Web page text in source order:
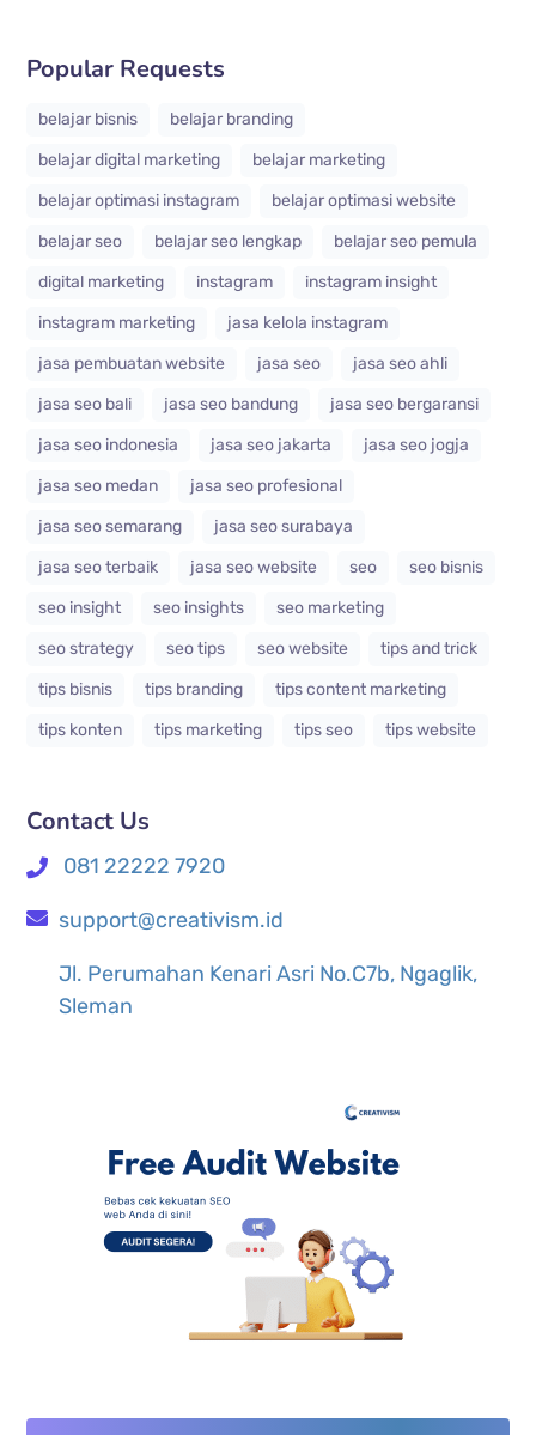
Popular Requests
belajar bisnis
belajar branding
belajar digital marketing
belajar marketing
belajar optimasi instagram
belajar optimasi website
belajar seo
belajar seo lengkap
belajar seo pemula
digital marketing
instagram
instagram insight
instagram marketing
jasa kelola instagram
jasa pembuatan website
jasa seo
jasa seo ahli
jasa seo bali
jasa seo bandung
jasa seo bergaransi
jasa seo indonesia
jasa seo jakarta
jasa seo jogja
jasa seo medan
jasa seo profesional
jasa seo semarang
jasa seo surabaya
jasa seo terbaik
jasa seo website seo
seo bisnis
seo insight
seo insights
seo marketing
seo strategy
seo tips seo website
tips and trick
tips bisnis
tips branding
tips content marketing
tips konten
tips marketing tips seo tips website
Contact Us
081 22222 7920
support@creativism.id
Jl. Perumahan Kenari Asri No.C7b, Ngaglik,
Sleman